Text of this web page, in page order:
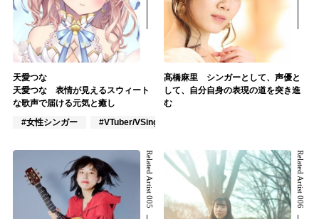
天愛つな
天愛つな 表情が見えるスウィート
な歌声で届ける元気と癒し
#女性シンガー
#VTuber/VSinger
髙橋麻里 シンガーとして、声優と
して、自分自身の表現の道を突き進
む
Related Artist 005 Related Artist 006